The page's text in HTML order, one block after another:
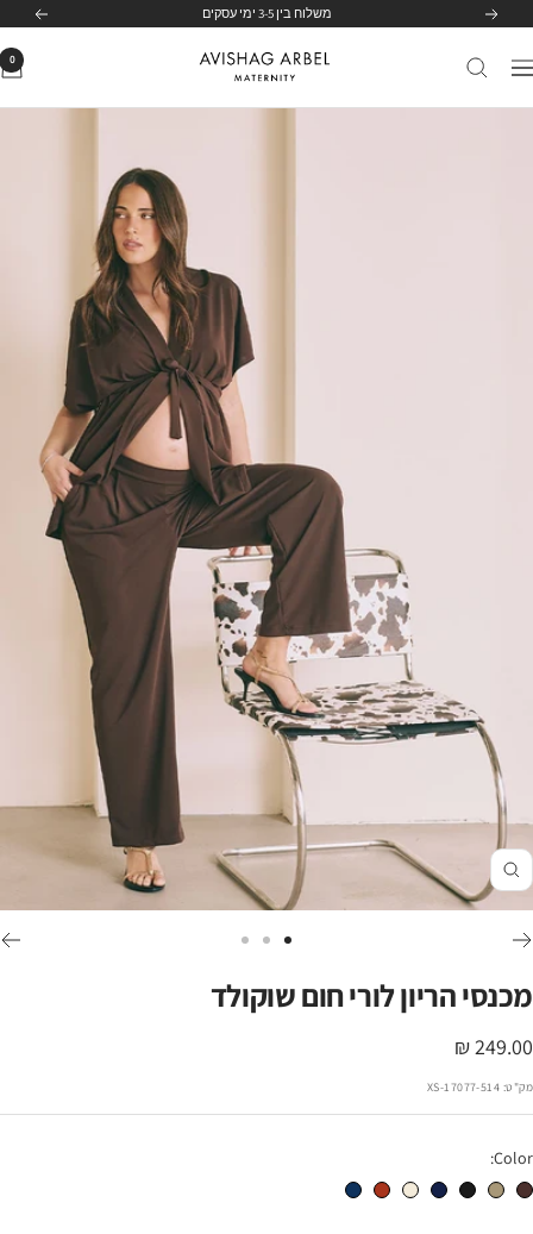
הקודם לחצי כאן הבא
ניווט
Avishag
0
זום
1
לשקופית
2
לשקופית
3
מכנסי הריון לורי חום שוקולד
מחיר
בהנחה
249.00 ₪
מק"ט: 17077-514-XS
Color:
מכנסי הריון לורי חום שוקולדמכנסי הריון לורי חאקימכנסי הריון לורי שחורמכנסי הריון לורי נייבי מכנסי הריון לורי שמנתמכנסי הריון לורי פפריקה
מכנסי הריון לורי כחול כהה